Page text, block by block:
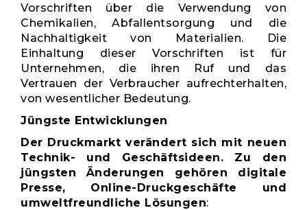
Vorschriften über die Verwendung von
Chemikalien, Abfallentsorgung und die
Nachhaltigkeit von Materialien. Die
Einhaltung dieser Vorschriften ist für
Unternehmen, die ihren Ruf und das
Vertrauen der Verbraucher aufrechterhalten,
von wesentlicher Bedeutung.
Jüngste Entwicklungen
Der Druckmarkt verändert sich mit neuen
Technik- und Geschäftsideen. Zu den
jüngsten Änderungen gehören digitale
Presse, Online-Druckgeschäfte und
umweltfreundliche Lösungen: